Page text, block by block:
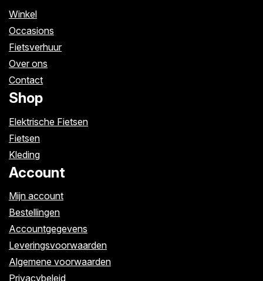
Winkel
Occasions
Fietsverhuur
Over ons
Contact
Shop
Elektrische Fietsen
Fietsen
Kleding
Account
Mijn account
Bestellingen
Accountgegevens
Leveringsvoorwaarden
Algemene voorwaarden
Privacybeleid